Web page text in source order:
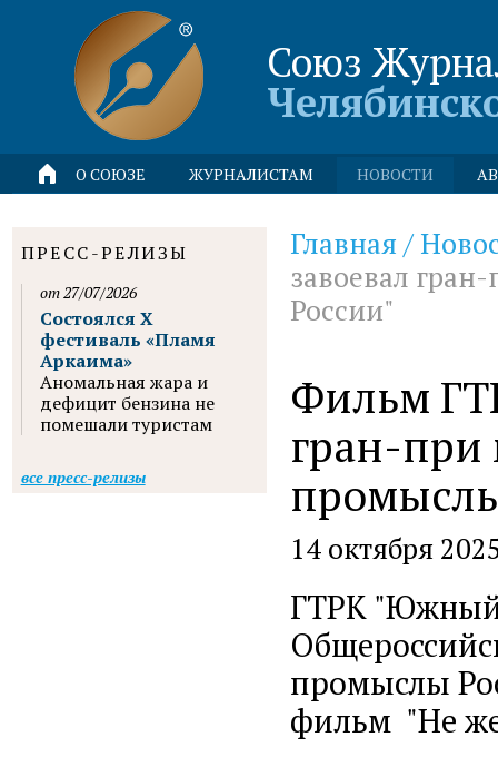
Союз
О СОЮЗЕ ЖУРНАЛИСТАМ НОВОСТИ
Главная /
завоевал
России"
Фильм
гран-
14 октября
ГТРК "Южный
промыслы
фильм "Не
ПРЕСС-РЕЛИЗЫ
от 27/07/2026
Состоялся X
фестиваль «Пламя
Аркаима»
Аномальная жара и
дефицит бензина не
помешали туристам
все пресс-релизы